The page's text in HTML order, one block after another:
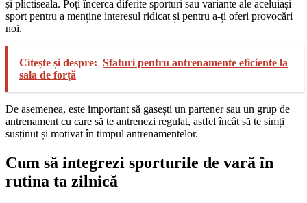
și plictiseala. Poți încerca diferite sporturi sau variante ale aceluiași
sport pentru a menține interesul ridicat și pentru a-ți oferi provocări
noi.
Citește și despre: Sfaturi pentru antrenamente eficiente la
sala de forță
De asemenea, este important să gasești un partener sau un grup de
antrenament cu care să te antrenezi regulat, astfel încât să te simți
susținut și motivat în timpul antrenamentelor.
Cum să integrezi sporturile de vară în
rutina ta zilnică